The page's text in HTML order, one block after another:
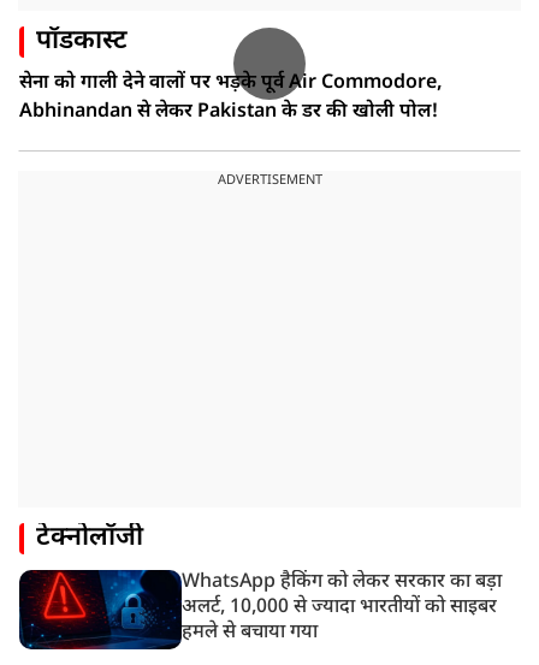
पॉडकास्ट
सेना को गाली देने वालों पर भड़के पूर्व Air Commodore,
Abhinandan से लेकर Pakistan के डर की खोली पोल!
ADVERTISEMENT
टेक्नोलॉजी
WhatsApp हैकिंग को लेकर सरकार का बड़ा
अलर्ट, 10,000 से ज्यादा भारतीयों को साइबर
हमले से बचाया गया